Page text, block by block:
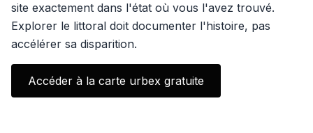
site exactement dans l'état où vous l'avez trouvé.
Explorer le littoral doit documenter l'histoire, pas
accélérer sa disparition.
Accéder à la carte urbex gratuite